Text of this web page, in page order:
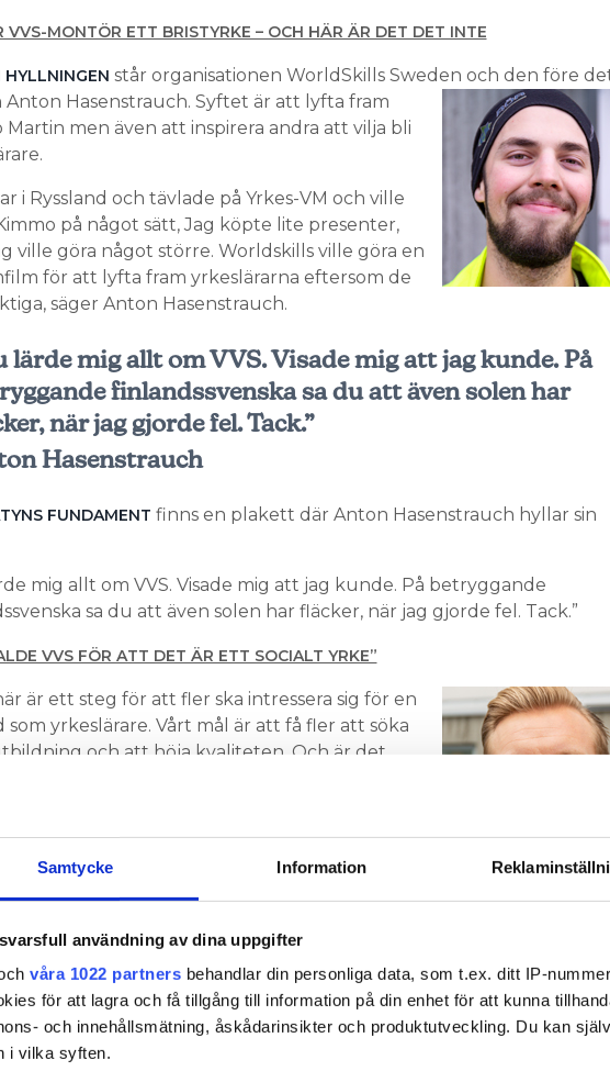
Samtycke Information
användning av dina uppgifter
våra 1022 partners behandlar din personliga data, som t.ex. ditt IP-
för att lagra och få tillgång till information på din enhet för att kunna
och innehållsmätning, åskådarinsikter och produktutveckling. Du kan
i vilka syften.
VVS-MONTÖR ETT BRISTYRKE – OCH HÄR ÄR DET DET INTE
HYLLNINGEN står organisationen WorldSkills Sweden och den före
Anton Hasenstrauch. Syftet är att lyfta fram
Martin men även att inspirera andra att vilja bli
i Ryssland och tävlade på Yrkes-VM och ville
på något sätt, Jag köpte lite presenter,
ville göra något större. Worldskills ville göra en
för att lyfta fram yrkeslärarna eftersom de
säger Anton Hasenstrauch.
lärde mig allt om VVS. Visade mig att jag kunde. På
finlandssvenska sa du att även solen har
när jag gjorde fel. Tack.”
Hasenstrauch
FUNDAMENT finns en plakett där Anton Hasenstrauch hyllar sin
mig allt om VVS. Visade mig att jag kunde. På betryggande
sa du att även solen har fläcker, när jag gjorde fel. Tack.”
VVS FÖR ATT DET ÄR ETT SOCIALT YRKE”
är ett steg för att fler ska intressera sig för en
som yrkeslärare. Vårt mål är att få fler att söka
och att höja kvaliteten. Och är det
är jätteviktiga för det, så är yrkeslärarna
Slättman, vd på WorldSkills.
utanför Ahlsells butik i Årsta, Stockholm. En
strategisk placering, menar Pontus Slättman.
de som aktiva i branschen och har yrkeskunskap som möjligen kan
i rollen som yrkeslärare. Det finns de som av olika anledningar vi
och då finns är yrkeslärare en karriärväg, säger han.
TJÄNAR VVS-MONTÖRER TIO ÅR EFTER GYMNASIET